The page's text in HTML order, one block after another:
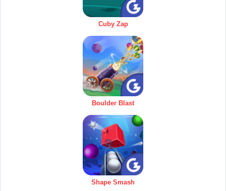
Cuby Zap
Boulder Blast
Shape Smash